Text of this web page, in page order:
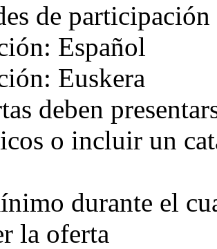
de participación
Español
Euskera
deben
o incluir un
durante el
la oferta